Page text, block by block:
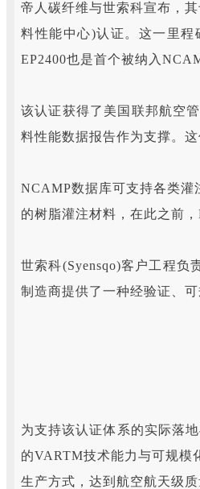
帝人碳纤维与世索科宣布，
料性能中心)认证。这一里程
EP2400也是首个被纳入
该认证获得了美国联邦航空
料性能数据报告作为支撑。
NCAMP数据库可支持各类灌
的树脂灌注材料，在此之前
世索科(Syensqo)客户工程负
制造商提供了一种经验证、
为支持该认证体系的实际落
的VARTM技术能力与可规模
生产方式，达到航空航天级质